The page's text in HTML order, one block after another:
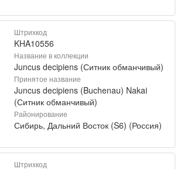
Штрихкод
KHA10556
Название в коллекции
Juncus decipiens (Ситник обманчивый)
Принятое название
Juncus decipiens (Buchenau) Nakai
(Ситник обманчивый)
Районирование
Сибирь, Дальний Восток (S6) (Россия)
Штрихкод